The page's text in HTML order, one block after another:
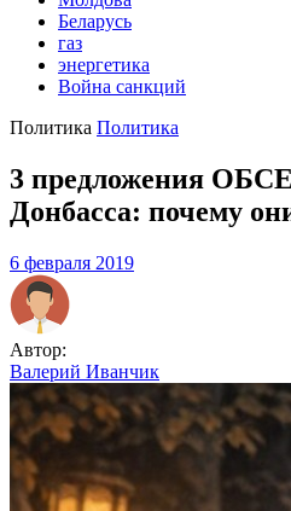
Беларусь
газ
энергетика
Война санкций
Политика Политика
3 предложения
Донбасса: почему
6 февраля 2019
Автор:
Валерий Иванчик